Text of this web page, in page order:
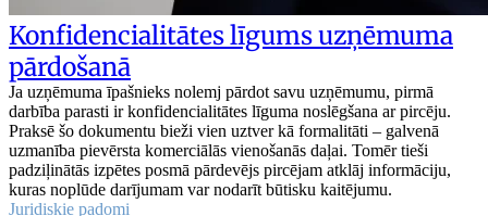
Konfidencialitātes līgums uzņēmuma
pārdošanā
Ja uzņēmuma īpašnieks nolemj pārdot savu uzņēmumu, pirmā
darbība parasti ir konfidencialitātes līguma noslēgšana ar pircēju.
Praksē šo dokumentu bieži vien uztver kā formalitāti – galvenā
uzmanība pievērsta komerciālās vienošanās daļai. Tomēr tieši
padziļinātās izpētes posmā pārdevējs pircējam atklāj informāciju,
kuras noplūde darījumam var nodarīt būtisku kaitējumu.
Juridiskie padomi